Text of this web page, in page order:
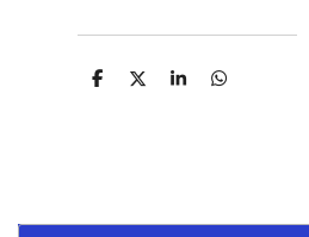
D
D
S
D